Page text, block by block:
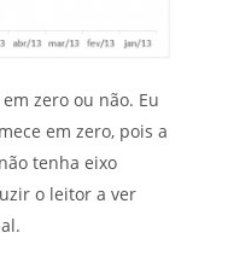
zero ou não. Eu
em zero, pois a
tenha eixo
o leitor a ver